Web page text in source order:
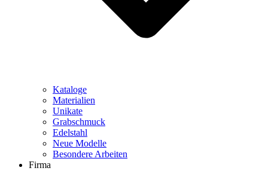
Kataloge
Materialien
Unikate
Grabschmuck
Edelstahl
Neue Modelle
Besondere Arbeiten
Firma